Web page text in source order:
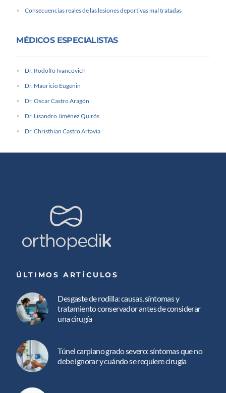
Consecuencias reales de las lesiones deportivas mal tratadas
MÉDICOS ESPECIALISTAS
Dr. Rodolfo Ivancovich
Dr. Mauricio Eugenin
Dr. Oscar Castro Aragón
Dr. Lisandro Jiménez Quirós
Dr. Christhian Castro Artavia
ÚLTIMOS ARTÍCULOS
Desgaste de rodilla: causas, síntomas y
tratamiento conservador antes de considerar
una cirugía
Túnel carpiano grado severo: síntomas que no
debe ignorar y cuándo se requiere cirugía